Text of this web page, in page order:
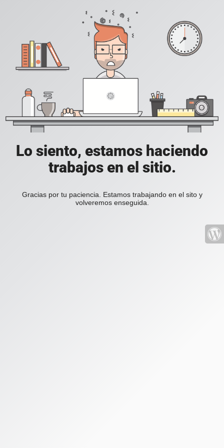
Lo siento, estamos haciendo
trabajos en el sitio.
Gracias por tu paciencia. Estamos trabajando en el sito y
volveremos enseguida.